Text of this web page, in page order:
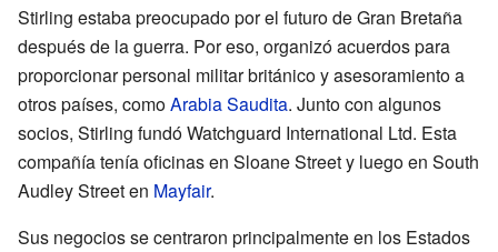
Stirling estaba preocupado por el futuro de Gran Bretaña
después de la guerra. Por eso, organizó acuerdos para
proporcionar personal militar británico y asesoramiento a
otros países, comoArabia Saudita. Junto con algunos
socios, Stirling fundó Watchguard International Ltd. Esta
compañía tenía oficinas en Sloane Street y luego en South
Audley Street en Mayfair.
Sus negocios se centraron principalmente en los Estados